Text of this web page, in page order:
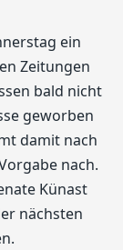
ein
Zeitungen
bald nicht
geworben
damit nach
nach.
Künast
nächsten